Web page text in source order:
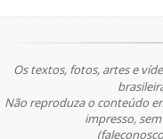
Os textos, fotos, artes e
Não reproduza o conteúdo
impresso,